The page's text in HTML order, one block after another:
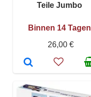
Teile Jumbo
Binnen 14 Tagen
26,00 €